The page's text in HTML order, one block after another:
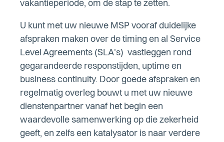
vakantieperiode, om de stap te zetten.
U kunt met uw nieuwe MSP vooraf duidelijke
afspraken maken over de timing en al Service
Level Agreements (SLA's) vastleggen rond
gegarandeerde responstijden, uptime en
business continuity. Door goede afspraken en
regelmatig overleg bouwt u met uw nieuwe
dienstenpartner vanaf het begin een
waardevolle samenwerking op die zekerheid
geeft, en zelfs een katalysator is naar verdere